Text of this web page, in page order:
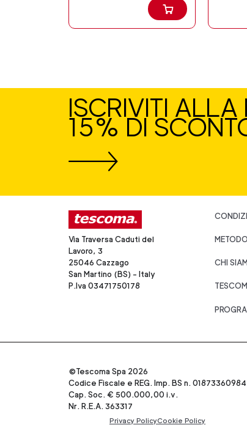
ISCRIVITI ALLA
15% DI
Via Traversa Caduti del
Lavoro, 3
25046 Cazzago
San Martino (BS) - Italy
P.Iva 03471750178
CHI
©Tescoma Spa 2026
Codice Fiscale e REG. Imp. BS n. 01873360984
Cap. Soc. € 500.000,00 i.v.
Nr. R.E.A. 363317
Privacy PolicyCookie Policy